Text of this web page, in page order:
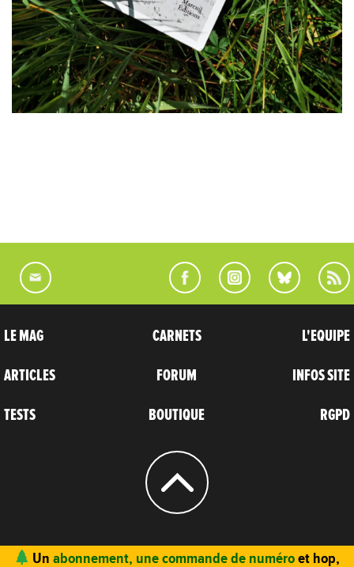
LE MAG
ARTICLES
TESTS
CARNETS
FORUM
BOUTIQUE
L'EQUIPE
INFOS SITE
RGPD
© 2004 - 2026 CARNETS D’AVENTURES
Un abonnement, une commande de numéroet hop,